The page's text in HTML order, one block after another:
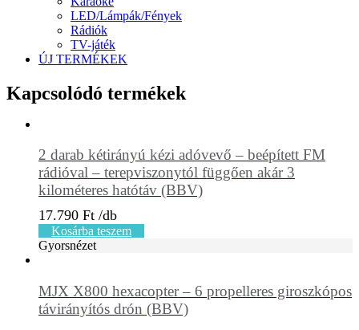
LED/Lámpák/Fények
Rádiók
TV-játék
ÚJ TERMÉKEK
Kapcsolódó termékek
2 darab kétirányú kézi adóvevő – beépített FM
rádióval – terepviszonytól függően akár 3
kilométeres hatótáv (BBV)
17.790 Ft
Kosárba teszem
Gyorsnézet
MJX X800 hexacopter – 6 propelleres giroszkópos
távirányítós drón (BBV)